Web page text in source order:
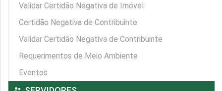
Validar Certidão Negativa de Imóvel
Certidão Negativa de Contribuinte
Validar Certidão Negativa de Contribuinte
Requerimentos de Meio Ambiente
Eventos